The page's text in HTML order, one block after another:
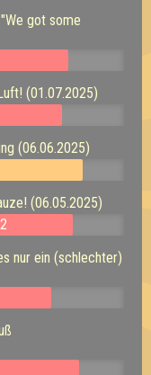
got some
(01.07.2025)
(06.06.2025)
(06.05.2025)
nur ein (schlechter)